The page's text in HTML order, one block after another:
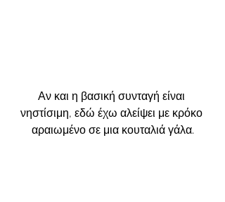
Αν και η βασική συνταγή είναι
νηστίσιμη, εδώ έχω αλείψει με κρόκο
αραιωμένο σε μια κουταλιά γάλα.